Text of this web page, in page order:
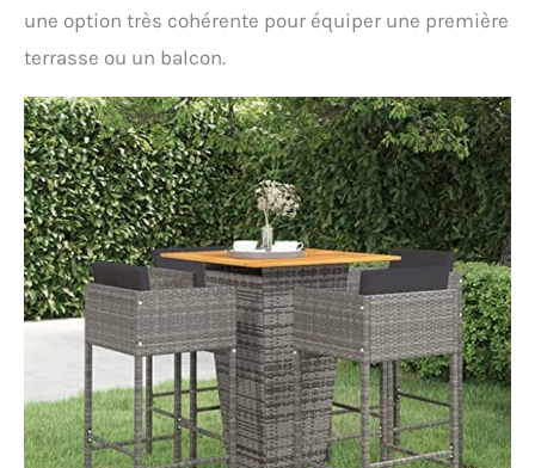
une option très cohérente pour équiper une première
terrasse ou un balcon.